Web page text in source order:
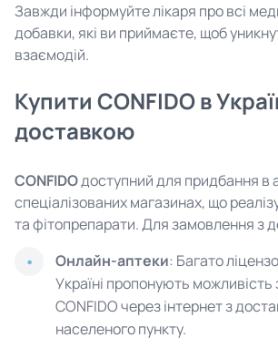
Завжди інформуйте лікаря про всі
добавки, які ви приймаєте, щоб
взаємодій.
Купити CONFIDO в
доставкою
CONFIDOдоступний для придбання в
спеціалізованих магазинах, що
та фітопрепарати. Для замовлення з
Онлайн-аптеки: Багато
Україні пропонують
CONFIDO через інтернет з
населеного пункту.